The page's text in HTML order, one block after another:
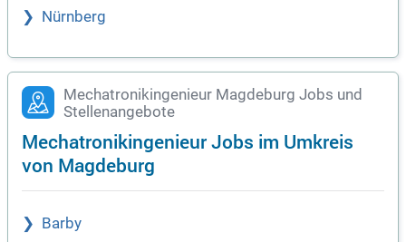
Nürnberg
Mechatronikingenieur Magdeburg Jobs und
Stellenangebote
Mechatronikingenieur Jobs im Umkreis
von Magdeburg
Barby